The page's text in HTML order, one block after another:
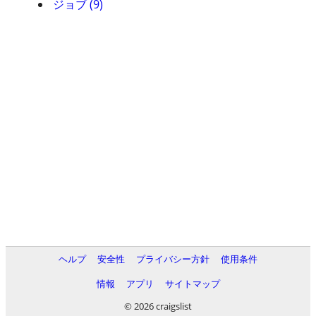
ジョブ (9)
ヘルプ 安全性 プライバシー方針
使用条件
情報
アプリ
サイトマップ
© 2026 craigslist